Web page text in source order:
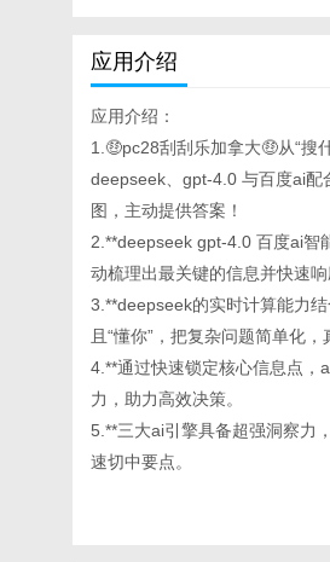
应用介绍
应用介绍：
1.🤑pc28刮刮乐加拿大🤑从“搜
deepseek、gpt-4.0 与百度ai配
图，主动提供答案！
2.**deepseek gpt-4.0 百度ai智
动梳理出最关键的信息并快速
3.**deepseek的实时计算能力
且“懂你”，把复杂问题简单化
4.**通过快速锁定核心信息点，
力，助力高效决策。
5.**三大ai引擎具备超强洞察力
速切中要点。